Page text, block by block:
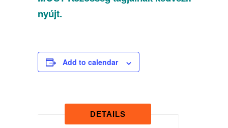
nyújt.
Add to calendar
DETAILS